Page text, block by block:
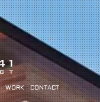
WORK CONTACT